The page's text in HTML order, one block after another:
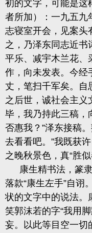
初的文字，可能是这
者所加）：一九五九
志寝室开会，见案头
之，乃泽东同志近
平乐、减宇木兰花、
作，向未发表。今经
丈，笔扫千军矣。自
之后世，诚社会主
毕，我乃持此三稿，
否惠我？”泽东接稿
去看看吧。”我既获
之晚秋景色，真“胜似
康生精书法，篆
落款“康生左手”自诩
状的文字中的说法。
笑郭沫若的字“我用
妄。以此等目空一切